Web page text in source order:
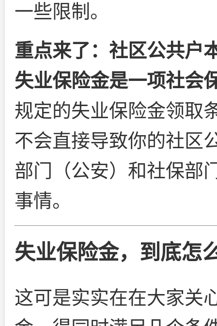
一些限制。
重点来了：社区公共户
失业保险金是一项社会
规定的失业保险金领取
不会直接导致你的社区
部门（公安）和社保部
事情。
失业保险金，到底怎
这可是实实在在大家关